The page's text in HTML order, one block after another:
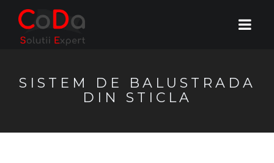
SISTEM DE BALUSTRADA
DIN STICLA